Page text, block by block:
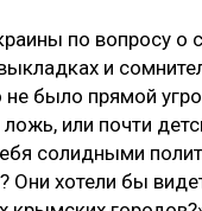
по вопросу о
и
не было прямой
или почти
солидными
Они хотели бы